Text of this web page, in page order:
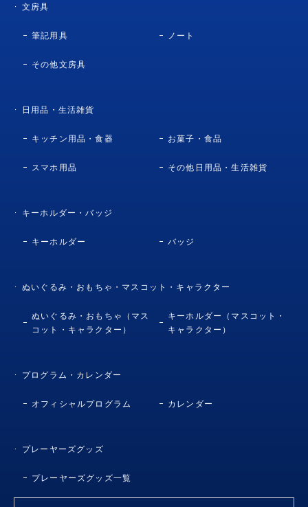
文房具
筆記用具 ノート
その他文房具
日用品・生活雑貨
キッチン用品・食器 お菓子・食品
スマホ用品 その他日用品・生活雑貨
キーホルダー・バッジ
キーホルダー バッジ
ぬいぐるみ・おもちゃ・マスコット・キャラクター
ぬいぐるみ・おもちゃ（マス
コット・キャラクター）
キーホルダー（マスコット・
キャラクター）
プログラム・カレンダー
オフィシャルプログラム カレンダー
プレーヤーズグッズ
プレーヤーズグッズ一覧